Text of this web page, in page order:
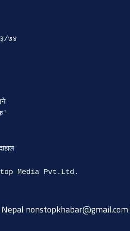
७४
nonstopkhabar@gmail.com